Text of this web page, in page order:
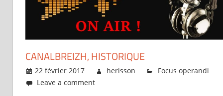
CANALBREIZH, HISTORIQUE
22 février 2017 herisson
Focus operandi
Leave a comment